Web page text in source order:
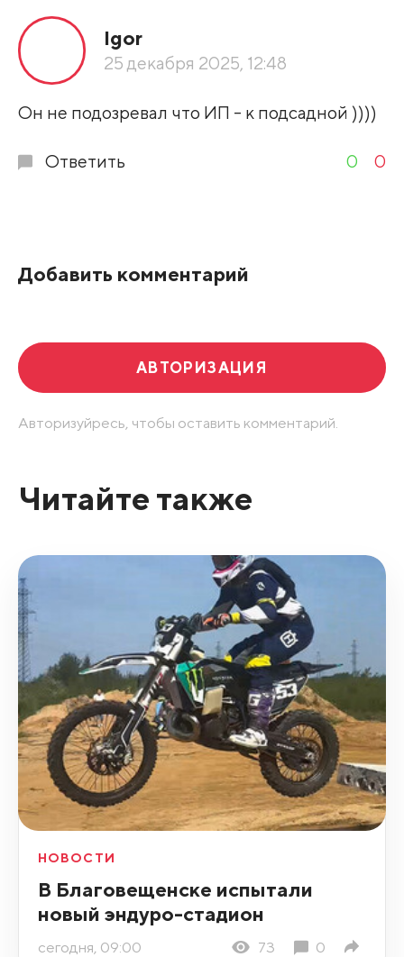
По рейтингу
Развернуть все
Igor
25 декабря 2025, 12:48
Он не подозревал что ИП - к подсадной ))))
Ответить 0 0
Добавить комментарий
АВТОРИЗАЦИЯ
Авторизуйресь, чтобы оставить комментарий.
Читайте также
НОВОСТИ
В Благовещенске испытали
новый эндуро-стадион
сегодня, 09:00 73 0